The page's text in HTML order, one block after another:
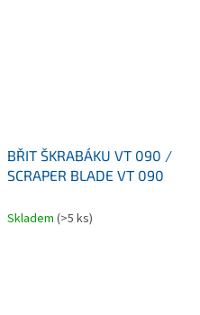
BŘIT ŠKRABÁKU VT 090 /
SCRAPER BLADE VT 090
Skladem (>5 ks)